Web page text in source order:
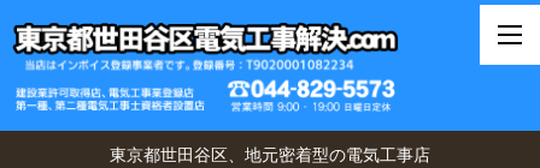
東京都世田谷区、地元密着型の電気工事店